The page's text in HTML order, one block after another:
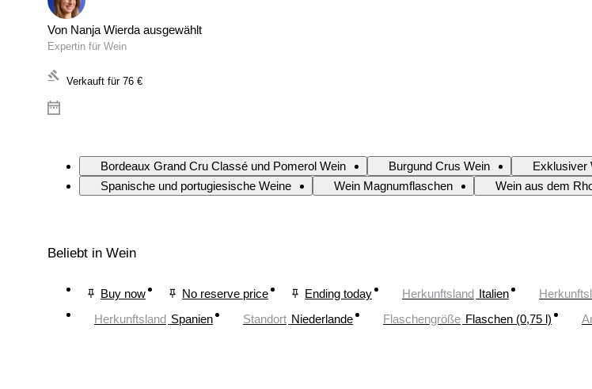
Von Nanja Wierda ausgewählt
Expertin für Wein
Verkauft für 76 €
Bordeaux Grand Cru Classé und Pomerol Wein Burgund Crus Wein Exklusiver
Spanische und portugiesische Weine
Wein Magnumflaschen Wein aus dem
Beliebt in Wein
Buy now No reserve price Ending today Herkunftsland Italien
Herkunftsland Spanien Standort Niederlande Flaschengröße Flaschen (0,75 l)